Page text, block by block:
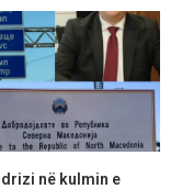
në kulmin e